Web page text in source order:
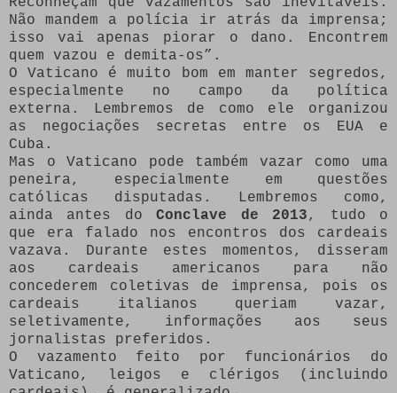
Não mandem a polícia ir atrás da imprensa;
isso vai apenas piorar o dano. Encontrem
quem vazou e demita-os”.
O Vaticano é muito bom em manter segredos,
especialmente no campo da política
externa. Lembremos de como ele organizou
as negociações secretas entre os EUA e
Cuba.
Mas o Vaticano pode também vazar como uma
peneira, especialmente em questões
católicas disputadas. Lembremos como,
ainda antes doConclave de 2013, tudo o
que era falado nos encontros dos cardeais
vazava. Durante estes momentos, disseram
aos cardeais americanos para não
concederem coletivas de imprensa, pois os
cardeais italianos queriam vazar,
seletivamente, informações aos seus
jornalistas preferidos.
O vazamento feito por funcionários do
Vaticano, leigos e clérigos (incluindo